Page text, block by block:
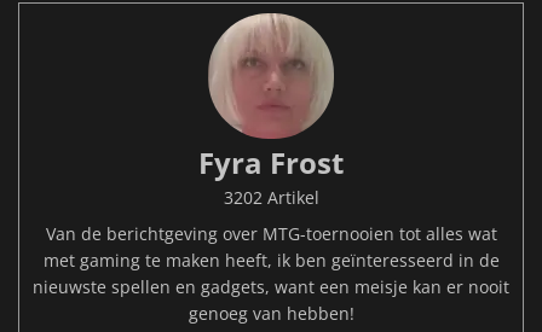
Fyra Frost
3202 Artikel
Van de berichtgeving over MTG-toernooien tot alles wat
met gaming te maken heeft, ik ben geïnteresseerd in de
nieuwste spellen en gadgets, want een meisje kan er nooit
genoeg van hebben!